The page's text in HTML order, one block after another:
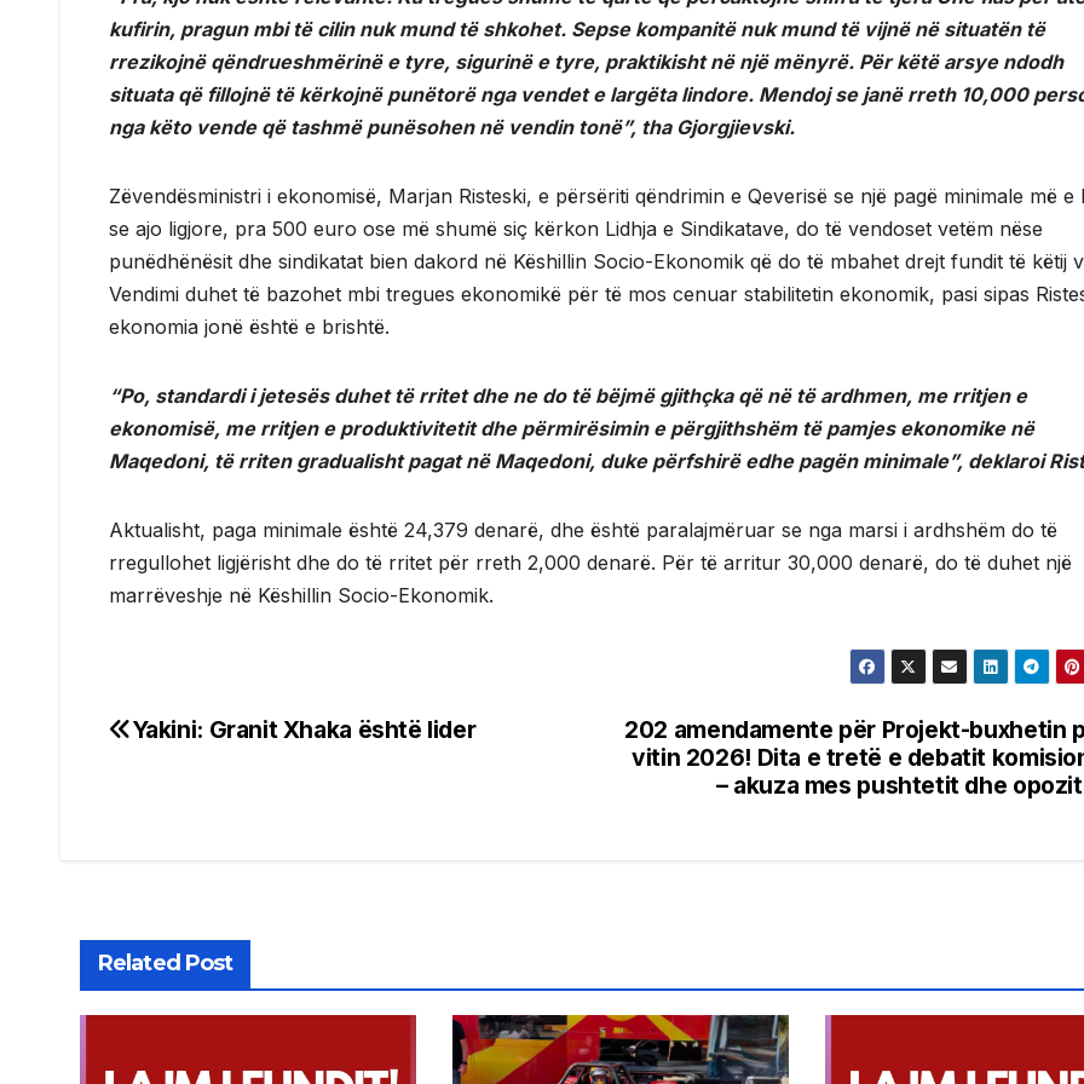
kufirin, pragun mbi të cilin nuk mund të shkohet. Sepse kompanitë nuk mund të vijnë në situatën të
rrezikojnë qëndrueshmërinë e tyre, sigurinë e tyre, praktikisht në një mënyrë. Për këtë arsye ndodh
situata që fillojnë të kërkojnë punëtorë nga vendet e largëta lindore. Mendoj se janë rreth 10,000
nga këto vende që tashmë punësohen në vendin tonë”, tha Gjorgjievski.
Zëvendësministri i ekonomisë, Marjan Risteski, e përsëriti qëndrimin e Qeverisë se një pagë minimale më e
se ajo ligjore, pra 500 euro ose më shumë siç kërkon Lidhja e Sindikatave, do të vendoset vetëm nëse
punëdhënësit dhe sindikatat bien dakord në Këshillin Socio-Ekonomik që do të mbahet drejt fundit të këtij
Vendimi duhet të bazohet mbi tregues ekonomikë për të mos cenuar stabilitetin ekonomik, pasi sipas
ekonomia jonë është e brishtë.
“Po, standardi i jetesës duhet të rritet dhe ne do të bëjmë gjithçka që në të ardhmen, me rritjen e
ekonomisë, me rritjen e produktivitetit dhe përmirësimin e përgjithshëm të pamjes ekonomike në
Maqedoni, të rriten gradualisht pagat në Maqedoni, duke përfshirë edhe pagën minimale”, deklaroi
Aktualisht, paga minimale është 24,379 denarë, dhe është paralajmëruar se nga marsi i ardhshëm do të
rregullohet ligjërisht dhe do të rritet për rreth 2,000 denarë. Për të arritur 30,000 denarë, do të duhet një
marrëveshje në Këshillin Socio-Ekonomik.
Post
202 amendamente për Projekt-buxhetin
vitin 2026! Dita e tretë e debatit
– akuza mes pushtetit dhe
Yakini: Granit Xhaka është lider
Related Post